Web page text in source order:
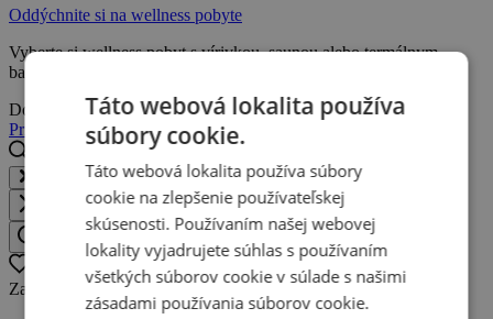
Oddýchnite si na wellness pobyte
Vyberte si wellness pobyt s vírivkou, saunou alebo termálnym
bazénom a užite si zaslúžený oddych.
Doprajte si oddych
Prihláste sa Registrujte sa
Hľadaj destináciu, hotel, zážitok...
Hľadaj destináciu, hotel, zážitok
Oblíbené 0
Zatiaľ nemáte žiadne obľúbené ponuky.
Táto webová lokalita používa
súbory cookie.
Táto webová lokalita používa súbory
cookie na zlepšenie používateľskej
skúsenosti. Používaním našej webovej
lokality vyjadrujete súhlas s používaním
všetkých súborov cookie v súlade s našimi
zásadami používania súborov cookie.